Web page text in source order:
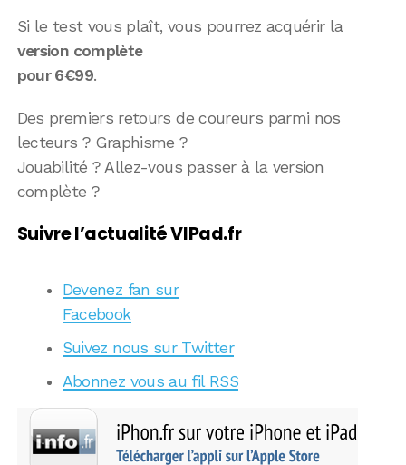
Si le test vous plaît, vous pourrez acquérir la
version complète
pour 6€99.
Des premiers retours de coureurs parmi nos
lecteurs ? Graphisme ?
Jouabilité ? Allez-vous passer à la version
complète ?
Suivre l’actualité VIPad.fr
Devenez fan sur
Facebook
Suivez nous sur Twitter
Abonnez vous au fil RSS